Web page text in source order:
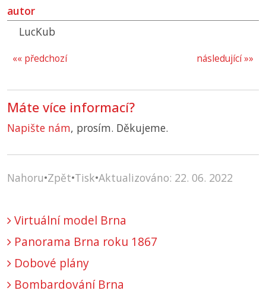
autor
LucKub
následující »»
«« předchozí
Máte více informací?
Napište nám, prosím. Děkujeme.
Nahoru•Zpět•Tisk•Aktualizováno: 22. 06. 2022
Virtuální model Brna
Panorama Brna roku 1867
Dobové plány
Bombardování Brna